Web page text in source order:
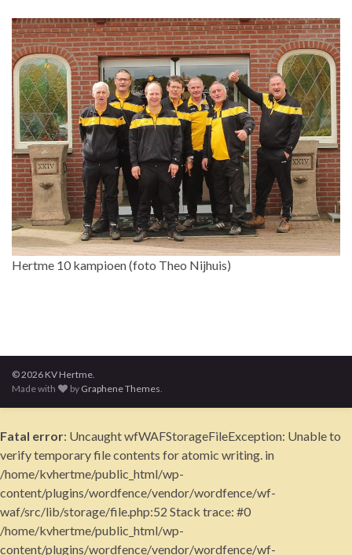
Hertme 10 kampioen (foto Theo Nijhuis)
© 2026 KV Hertme.
Made with
by Graphene Themes
Fatal error: Uncaught wfWAFStorageFileException: Unable to
verify temporary file contents for atomic writing. in
/home/kvhertme/public_html/wp-
content/plugins/wordfence/vendor/wordfence/wf-
waf/src/lib/storage/file.php:52 Stack trace: #0
/home/kvhertme/public_html/wp-
content/plugins/wordfence/vendor/wordfence/wf-